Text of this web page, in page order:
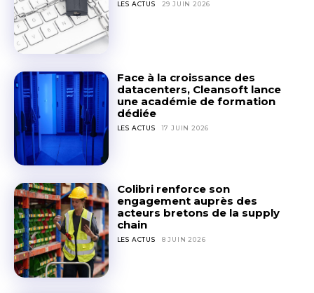
LES ACTUS 29 JUIN 2026
Face à la croissance des
datacenters, Cleansoft lance
une académie de formation
dédiée
LES ACTUS 17 JUIN 2026
Colibri renforce son
engagement auprès des
acteurs bretons de la supply
chain
LES ACTUS 8 JUIN 2026